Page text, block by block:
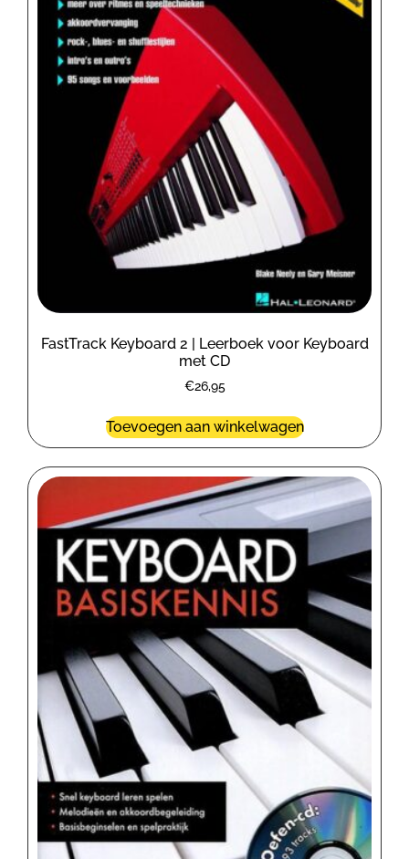
FastTrack Keyboard 2 | Leerboek voor Keyboard
met CD
€26,95
Toevoegen aan winkelwagen